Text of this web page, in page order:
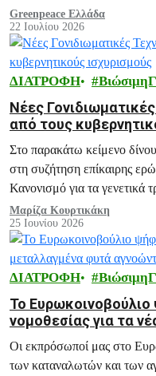
Γονιδιωματικών Τεχνικών.
Greenpeace Ελλάδα
22 Ιουλίου 2026
ΔΙΑΤΡΟΦΗ
Νέες
από τους
Στο παρακάτω κείμενο
στη συζήτηση επίκαιρης
Κανονισμό για τα γενετικά
Μαρίζα Κουρτικάκη
25 Ιουνίου 2026
ΔΙΑΤΡΟΦΗ
Το
νομοθεσίας για τα
αγνοώντας πολίτες
Οι εκπρόσωποί μας στο
των καταναλωτών και των